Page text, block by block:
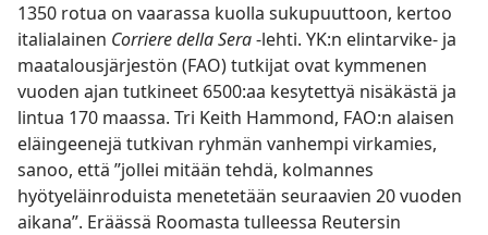
1350 rotua on vaarassa kuolla sukupuuttoon, kertoo
italialainen Corriere della Sera-lehti. YK:n elintarvike- ja
maatalousjärjestön (FAO) tutkijat ovat kymmenen
vuoden ajan tutkineet 6500:aa kesytettyä nisäkästä ja
lintua 170 maassa. Tri Keith Hammond, FAO:n alaisen
eläingeenejä tutkivan ryhmän vanhempi virkamies,
sanoo, että ”jollei mitään tehdä, kolmannes
hyötyeläinroduista menetetään seuraavien 20 vuoden
aikana”. Eräässä Roomasta tulleessa Reutersin